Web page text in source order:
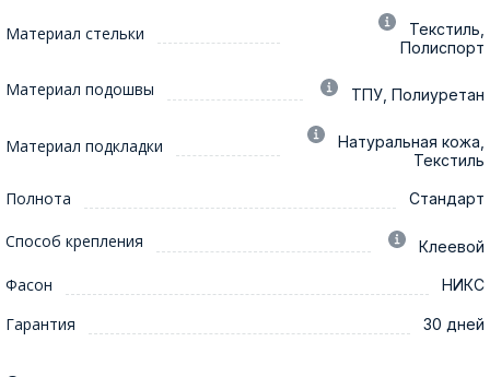
Материал стельки
Текстиль,
Полиспорт
Материал подошвы ТПУ, Полиуретан
Материал подкладки
Натуральная кожа,
Текстиль
Полнота Стандарт
Способ крепления Клеевой
Фасон НИКС
Гарантия 30 дней